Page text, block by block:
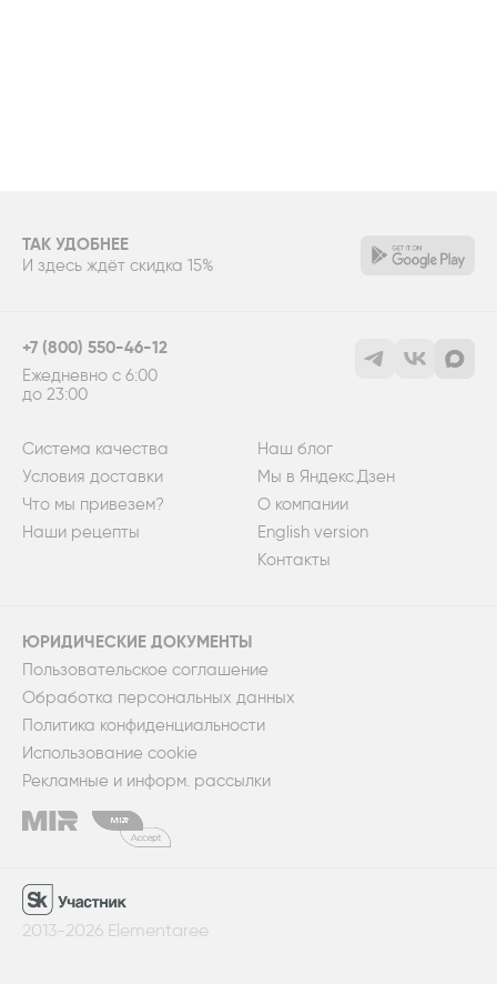
ТАК УДОБНЕЕ
И здесь ждёт скидка 15%
+7 (800) 550-46-12
Ежедневно с 6:00
до 23:00
Система качества
Условия доставки
Что мы привезем?
Наши рецепты
Наш блог
Мы в Яндекс.Дзен
О компании
English version
Контакты
ЮРИДИЧЕСКИЕ ДОКУМЕНТЫ
Пользовательское соглашение
Обработка персональных данных
Политика конфиденциальности
Использование cookie
Рекламные и информ. рассылки
2013-2026 Elementaree